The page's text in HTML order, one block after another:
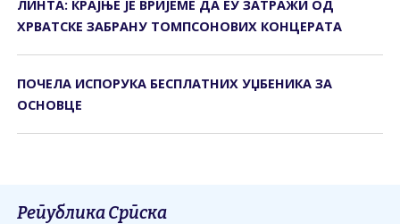
ЛИНТА: КРАЈЊЕ ЈЕ ВРИЈЕМЕ ДА ЕУ ЗАТРАЖИ ОД
ХРВАТСКЕ ЗАБРАНУ ТОМПСОНОВИХ КОНЦЕРАТА
ПОЧЕЛА ИСПОРУКА БЕСПЛАТНИХ УЏБЕНИКА ЗА
ОСНОВЦЕ
Република Српска